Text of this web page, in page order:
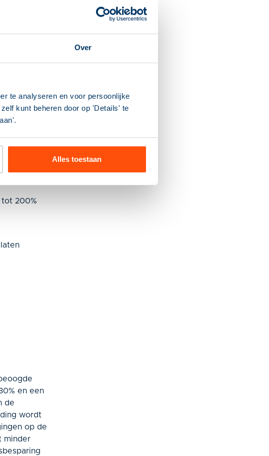
Over
te analyseren en voor persoonlijke
kunt beheren door op 'Details' te
Alles toestaan
de €
dan wordt
uur);
tot 200%
en een
de
wordt
op de
minder